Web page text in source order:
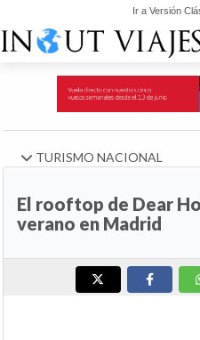
Ir a Versión
TURISMO NACIONAL
El rooftop de Dear
verano en Madrid